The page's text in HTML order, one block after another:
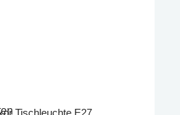
Tischleuchte E27